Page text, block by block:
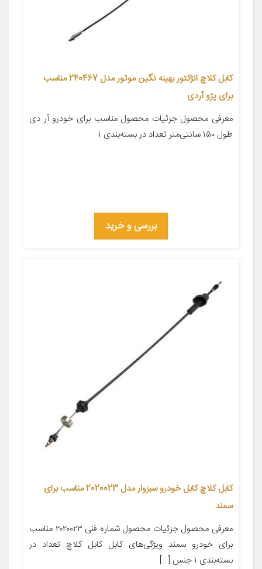
کابل کلاچ انژکتور بهینه نگین موتور مدل 240467 مناسب
برای پژو آردی
معرفی محصول جزئیات محصول مناسب برای خودرو آر دی
طول ۱۵۰ سانتی‌متر تعداد در بسته‌بندی ۱
بررسی و خرید
کابل کلاچ کابل خودرو سبزوار مدل 2020023 مناسب برای
سمند
معرفی محصول جزئیات محصول شماره فنی ۲۰۲۰۰۲۳ مناسب
برای خودرو سمند ویژگی‌های کابل کابل کلاچ تعداد در
بسته‌بندی ۱ جنس […]